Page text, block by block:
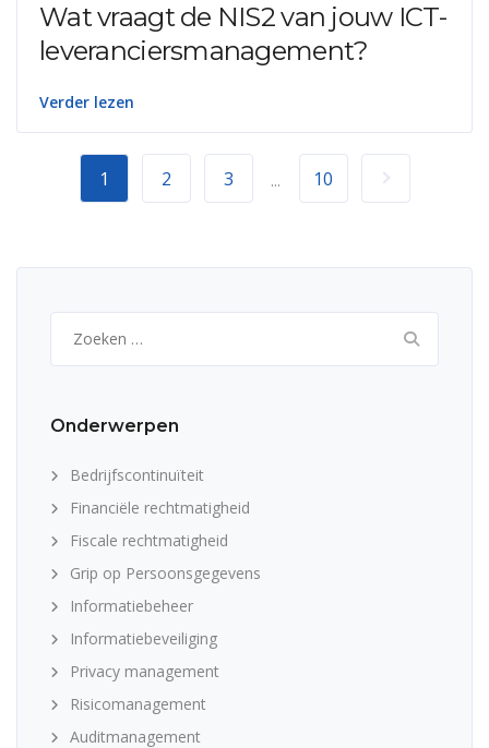
Wat vraagt de NIS2 van jouw ICT-
leveranciersmanagement?
Verder lezen
1 2 3 ... 10
naar:
Onderwerpen
Bedrijfscontinuïteit
Financiële rechtmatigheid
Fiscale rechtmatigheid
Grip op Persoonsgegevens
Informatiebeheer
Informatiebeveiliging
Privacy management
Risicomanagement
Auditmanagement